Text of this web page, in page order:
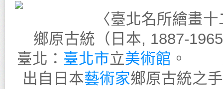
〈臺北名所繪畫
鄉原古統（日本, 1887-
臺北： 臺北市立美術館 。 這
出自日本藝術家鄉原古統之